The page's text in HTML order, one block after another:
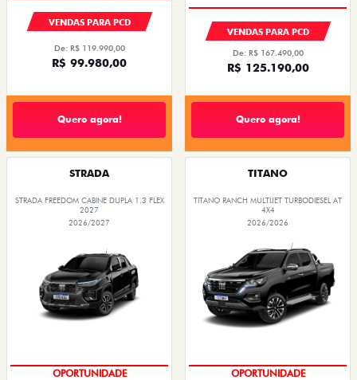
VENDAS PARA PCD
De: R$ 119.990,00
R$ 99.980,00
Quero agora!
VENDAS PARA PCD
De: R$ 167.490,00
R$ 125.190,00
Quero agora!
STRADA
STRADA FREEDOM CABINE DUPLA 1.3 FLEX
2027
2026/2027
OPORTUNIDADE
TITANO
TITANO RANCH MULTIJET TURBODIESEL AT
4X4
2026/2026